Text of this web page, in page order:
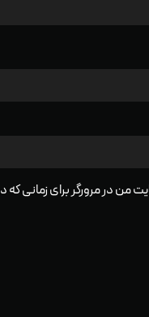
من در مرورگر برای زمانی